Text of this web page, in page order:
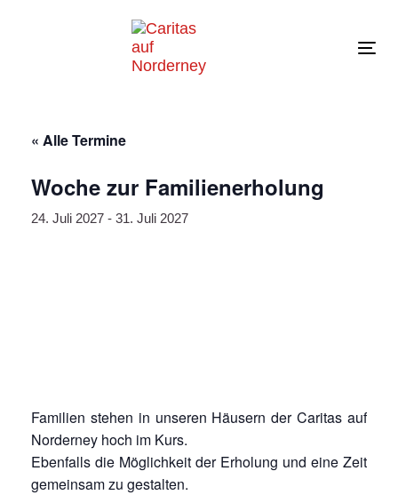
« Alle Termine
Woche zur Familienerholung
24. Juli 2027 - 31. Juli 2027
Familien stehen in unseren Häusern der Caritas auf
Norderney hoch im Kurs.
Ebenfalls die Möglichkeit der Erholung und eine Zeit
gemeinsam zu gestalten.